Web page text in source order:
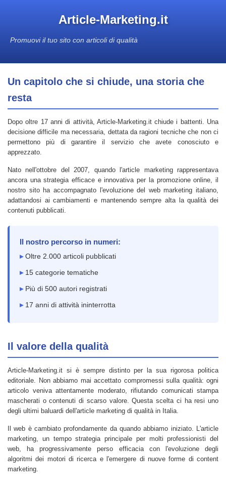
Article-Marketing.it
Promuovi il tuo sito con articoli di qualità
Un capitolo che si chiude, una storia che
resta
Dopo oltre 17 anni di attività, Article-Marketing.it chiude i battenti. Una
decisione difficile ma necessaria, dettata da ragioni tecniche che non ci
permettono più di garantire il servizio che avete conosciuto e
apprezzato.
Nato nell'ottobre del 2007, quando l'article marketing rappresentava
ancora una strategia efficace e innovativa per la promozione online, il
nostro sito ha accompagnato l'evoluzione del web marketing italiano,
adattandosi ai cambiamenti e mantenendo sempre alta la qualità dei
contenuti pubblicati.
Il nostro percorso in numeri:
Oltre 2.000 articoli pubblicati
15 categorie tematiche
Più di 500 autori registrati
17 anni di attività ininterrotta
Il valore della qualità
Article-Marketing.it si è sempre distinto per la sua rigorosa politica
editoriale. Non abbiamo mai accettato compromessi sulla qualità: ogni
articolo veniva attentamente moderato, rifiutando comunicati stampa
mascherati o contenuti di scarso valore. Questa scelta ci ha resi uno
degli ultimi baluardi dell'article marketing di qualità in Italia.
Il web è cambiato profondamente da quando abbiamo iniziato. L'article
marketing, un tempo strategia principale per molti professionisti del
web, ha progressivamente perso efficacia con l'evoluzione degli
algoritmi dei motori di ricerca e l'emergere di nuove forme di content
marketing.